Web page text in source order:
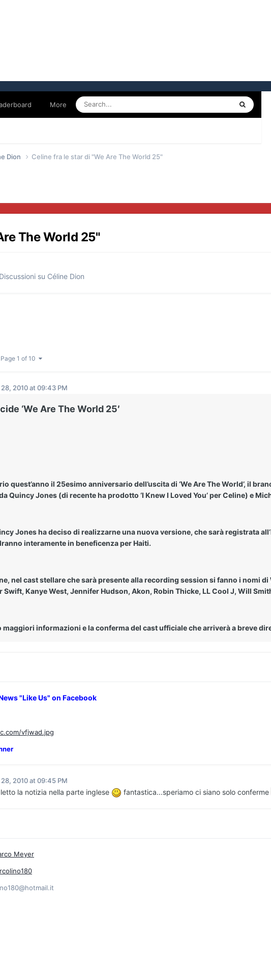
More
Dion Celine fra le star di "We Are The World 25"
The World 25"
Discussioni su Céline Dion
Page 1 of 10
2010 at 09:43 PM
‘We Are The World 25′
quest’anno il 25esimo anniversario dell’uscita di ‘We Are The World’, il
Quincy Jones (di recente ha prodotto ‘I Knew I Loved You’ per Celine) e
Jones ha deciso di realizzarne una nuova versione, che sarà registrata
interamente in beneficenza per Haiti.
nel cast stellare che sarà presente alla recording session si fanno i nomi
Swift, Kanye West, Jennifer Hudson, Akon, Robin Thicke, LL Cool J, Will
maggiori informazioni e la conferma del cast ufficiale che arriverà a breve
"Like Us" on Facebook
vfjwad.jpg
2010 at 09:45 PM
la notizia nella parte inglese fantastica...speriamo ci siano solo conferme
Meyer